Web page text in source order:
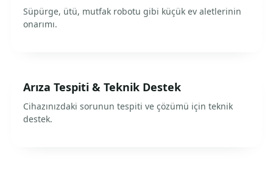
Süpürge, ütü, mutfak robotu gibi küçük ev aletlerinin
onarımı.
Arıza Tespiti & Teknik Destek
Cihazınızdaki sorunun tespiti ve çözümü için teknik
destek.